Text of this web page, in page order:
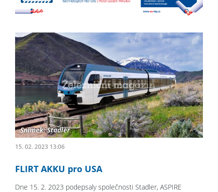
15. 02. 2023 13:06
FLIRT AKKU pro USA
Dne 15. 2. 2023 podepsaly společnosti Stadler, ASPIRE